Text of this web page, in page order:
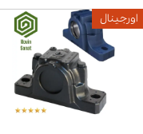
اورجینال